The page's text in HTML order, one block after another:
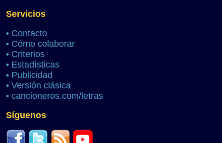
Servicios
• Contacto
• Cómo colaborar
• Criterios
• Estadísticas
• Publicidad
• Versión clásica
• cancioneros.com/letras
Síguenos